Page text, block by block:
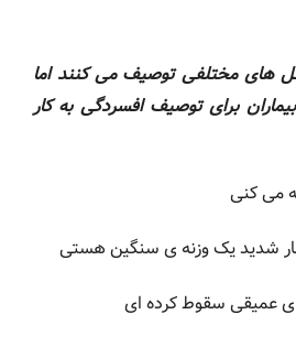
های مختلفی توصیف می کنند اما
برای توصیف افسردگی به کار
می کنی
شدید یک وزنه ی سنگین هستی
عمیقی سقوط کرده ای